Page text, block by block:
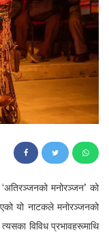
मनोरञ्जन’ को
यो नाटकले मनोरञ्जनको
विविध प्रभावहरूमाथि